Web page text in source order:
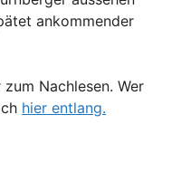
ankommender
Nachlesen. Wer
hier entlang.